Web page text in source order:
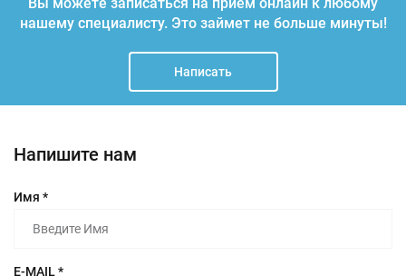
нашему специалисту. Это займет не больше минуты!
Написать
Напишите нам
Имя *
E-MAIL *